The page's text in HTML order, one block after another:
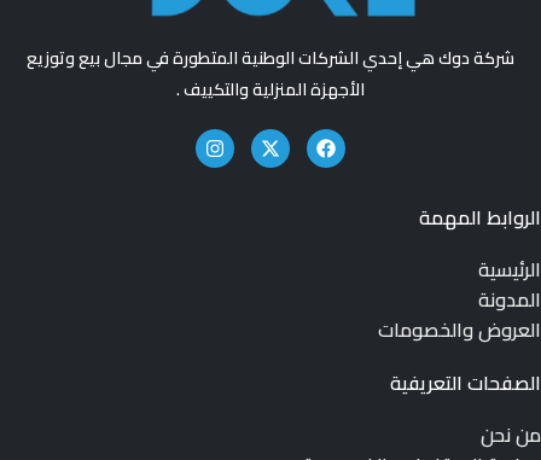
شركة دوك هي إحدي الشركات الوطنية المتطورة في مجال بيع وتوزيع
الأجهزة المنزلية والتكييف .
الروابط المهمة
الرئيسية
المدونة
العروض والخصومات
الصفحات التعريفية
من نحن